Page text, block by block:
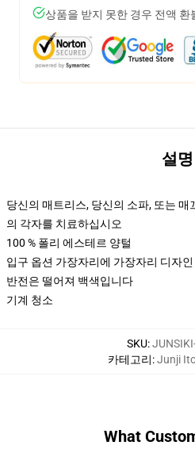
상품을 받지 못한 경우 전액 환
설명
당신의 매트리스, 당신의 소파, 또는
의 각자를 치료하십시오
100 % 폴리 에스테르 양털
입구 옵션 가장자리에 가장자리 디자
반전은 떨어져 백색입니다
기계 청소
SKU:
카테고리:Junji
What